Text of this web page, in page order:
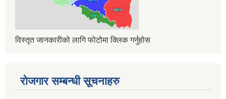
विस्तृत जानकारीको लागि फोटोमा क्लिक गर्नुहोस
रोजगार सम्बन्धी सूचनाहरु